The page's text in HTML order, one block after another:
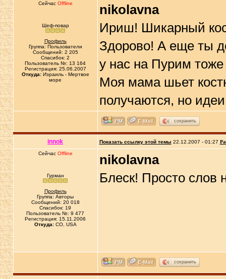
Сейчас Offline
Шеф-повар
Профиль
Группа: Пользователи
Сообщений: 2 205
Спасибок: 2
Пользователь №: 13 164
Регистрация: 25.06.2007
Откуда:Израиль - Мертвое
море
nikolavna
Ириш! Шикарный
Здорово! А еще ты
у нас на Пурим
Моя мама шьет
получаются, но
сохранить
innok Показать ссылку этой темы 22.12.2007 - 01:27
Сейчас Offline
Гурман
Профиль
Группа: Авторы
Сообщений: 20 018
Спасибок: 19
Пользователь №: 9 477
Регистрация: 15.11.2006
Откуда:CO, USA
nikolavna
Блеск! Просто слов
сохранить